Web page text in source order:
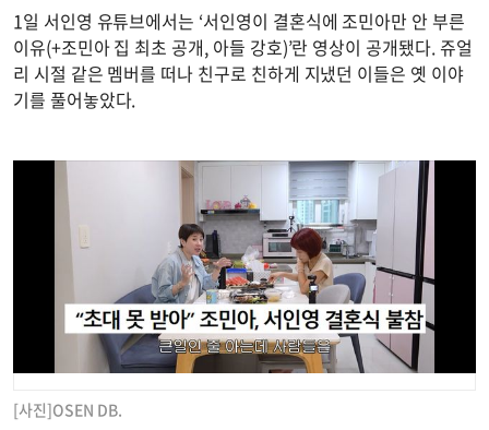
1일 서인영 유튜브에서는 ‘서인영이 결혼식에 조민아만 안 부른
이유(+조민아 집 최초 공개, 아들 강호)’란 영상이 공개됐다. 쥬얼
리 시절 같은 멤버를 떠나 친구로 친하게 지냈던 이들은 옛 이야
기를 풀어놓았다.
[사진]OSEN DB.